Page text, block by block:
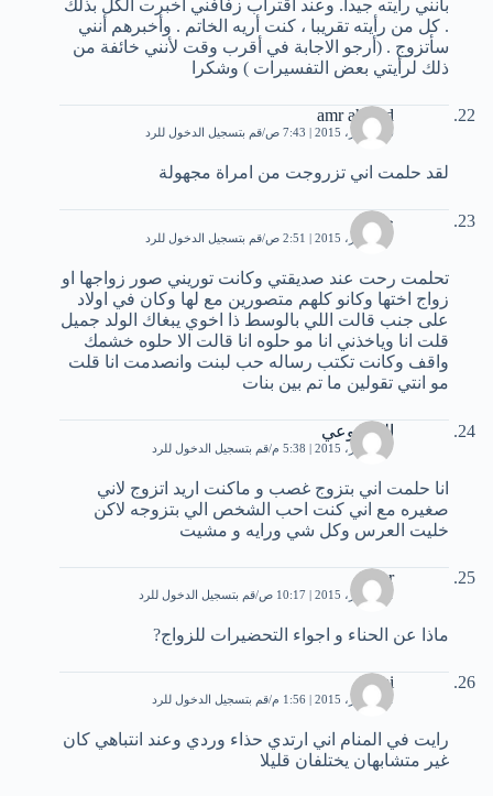
بأنني رأيته جيدا. وعند اقتراب زفافني أخبرت الكل بذلك
. كل من رأيته تقريبا ، كنت أريه الخاتم . وأخبرهم أنني
سأتزوج . (أرجو الاجابة في أقرب وقت لأنني خائفة من
ذلك لرأيتي بعض التفسيرات ) وشكرا
amr ahmed
26 أكتوبر، 2015 | 7:43 ص قم بتسجيل الدخول للرد
لقد حلمت اني تزروجت من امراة مجهولة
حنان
27 أكتوبر، 2015 | 2:51 ص قم بتسجيل الدخول للرد
تحلمت رحت عند صديقتي وكانت توريني صور زواجها او
زواج اختها وكانو كلهم متصورين مع لها وكان في اولاد
على جنب قالت اللي بالوسط ذا اخوي يبغاك الولد جميل
قلت انا وياخذني انا مو حلوه انا قالت الا حلوه خشمك
واقف وكانت تكتب رساله حب لبنت وانصدمت انا قلت
مو انتي تقولين ما تم بين بنات
المزروعي
27 أكتوبر، 2015 | 5:38 م قم بتسجيل الدخول للرد
انا حلمت اني بتزوج غصب و ماكنت اريد اتزوج لاني
صغيره مع اني كنت احب الشخص الي بتزوجه لاكن
خليت العرس وكل شي ورايه و مشيت
sahar
31 أكتوبر، 2015 | 10:17 ص قم بتسجيل الدخول للرد
ماذا عن الحناء و اجواء التحضيرات للزواج?
mimi
31 أكتوبر، 2015 | 1:56 م قم بتسجيل الدخول للرد
رايت في المنام اني ارتدي حذاء وردي وعند انتباهي كان
غير متشابهان يختلفان قليلا